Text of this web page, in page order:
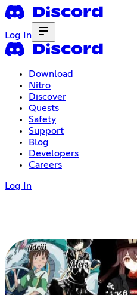
Log In
Download
Nitro
Discover
Quests
Safety
Support
Blog
Developers
Careers
Log In